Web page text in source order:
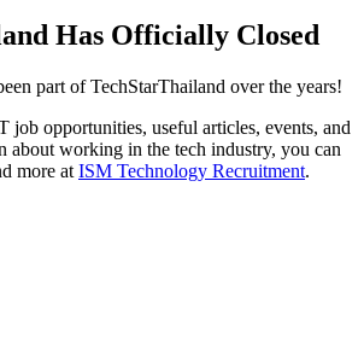
Has Officially Closed
part of TechStarThailand over the years!
opportunities, useful articles, events, and
about working in the tech industry, you can
more at ISM Technology Recruitment.